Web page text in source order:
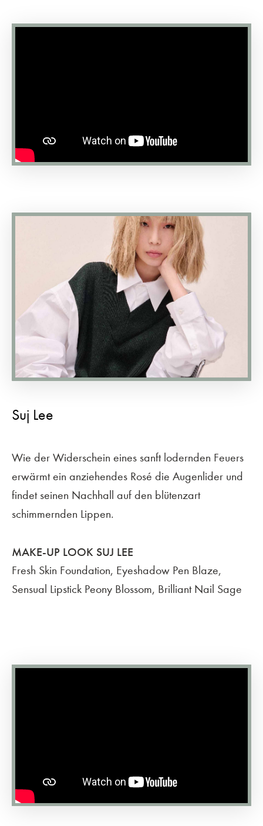
Suj Lee
Wie der Widerschein eines sanft lodernden Feuers
erwärmt ein anziehendes Rosé die Augenlider und
findet seinen Nachhall auf den blütenzart
schimmernden Lippen.
MAKE-UP LOOK SUJ LEE
Fresh Skin Foundation, Eyeshadow Pen Blaze,
Sensual Lipstick Peony Blossom, Brilliant Nail Sage